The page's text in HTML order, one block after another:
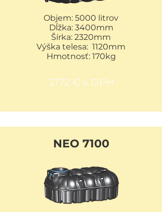
Objem: 5000 litrov
Dĺžka: 3400mm
Šírka: 2320mm
Výška telesa: 1120mm
Hmotnosť: 170kg
2172 € s DPH
NEO 7100